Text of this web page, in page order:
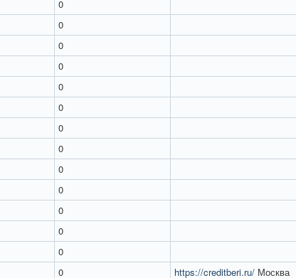
0
0
0
0
0
0
0
0
0
0
0
0
0
0 https://creditberi.ru/ Москва